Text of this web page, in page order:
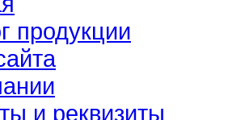
продукции
и реквизиты